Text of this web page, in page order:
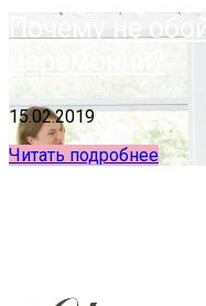
Почему не
церемонии?
15.02.2019
Читать подробнее